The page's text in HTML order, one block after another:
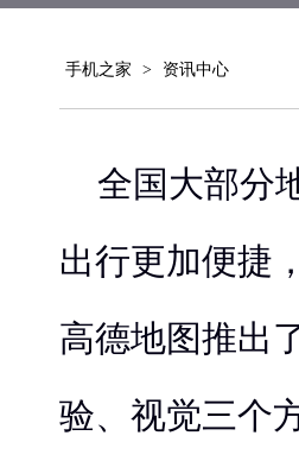
手机之家 > 资讯中心
全国大部分
出行更加便捷
高德地图推出
验、视觉三个